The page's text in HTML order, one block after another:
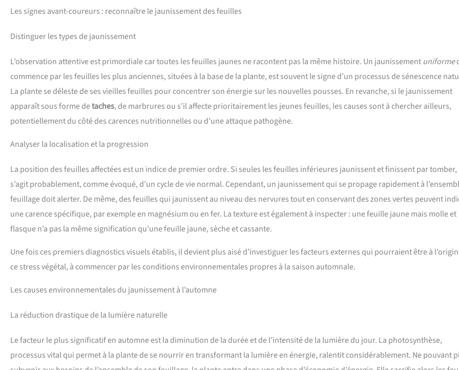
Les signes avant-coureurs : reconnaître le jaunissement des feuilles
Distinguer les types de jaunissement
L’observation attentive est primordiale car toutes les feuilles jaunes ne racontent pas la même histoire. Un jaunissementuniforme
commence par les feuilles les plus anciennes, situées à la base de la plante, est souvent le signe d’un processus de sénescence
La plante se déleste de ses vieilles feuilles pour concentrer son énergie sur les nouvelles pousses. En revanche, si le jaunissement
apparaît sous forme detaches, de marbrures ou s’il affecte prioritairement les jeunes feuilles, les causes sont à chercher ailleurs,
potentiellement du côté des carences nutritionnelles ou d’une attaque pathogène.
Analyser la localisation et la progression
La position des feuilles affectées est un indice de premier ordre. Si seules les feuilles inférieures jaunissent et finissent par tomber,
s’agit probablement, comme évoqué, d’un cycle de vie normal. Cependant, un jaunissement qui se propage rapidement à
feuillage doit alerter. De même, des feuilles qui jaunissent au niveau des nervures tout en conservant des zones vertes peuvent
une carence spécifique, par exemple en magnésium ou en fer. La texture est également à inspecter : une feuille jaune mais molle et
flasque n’a pas la même signification qu’une feuille jaune, sèche et cassante.
Une fois ces premiers diagnostics visuels établis, il devient plus aisé d’investiguer les facteurs externes qui pourraient être à
ce stress végétal, à commencer par les conditions environnementales propres à la saison automnale.
Les causes environnementales du jaunissement à l’automne
La réduction drastique de la lumière naturelle
Le facteur le plus significatif en automne est la diminution de la durée et de l’intensité de la lumière du jour. La photosynthèse,
processus vital qui permet à la plante de se nourrir en transformant la lumière en énergie, ralentit considérablement. Ne pouvant